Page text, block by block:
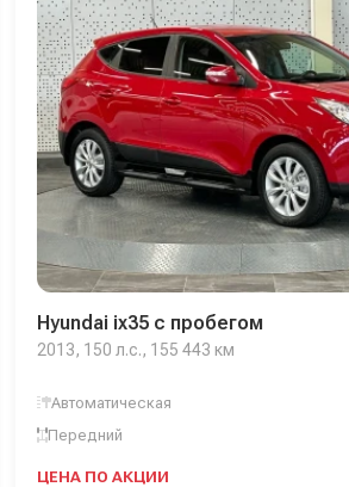
Hyundai ix35 с пробегом
2013, 150 л.с., 155 443 км
Автоматическая
Передний
ЦЕНА ПО АКЦИИ